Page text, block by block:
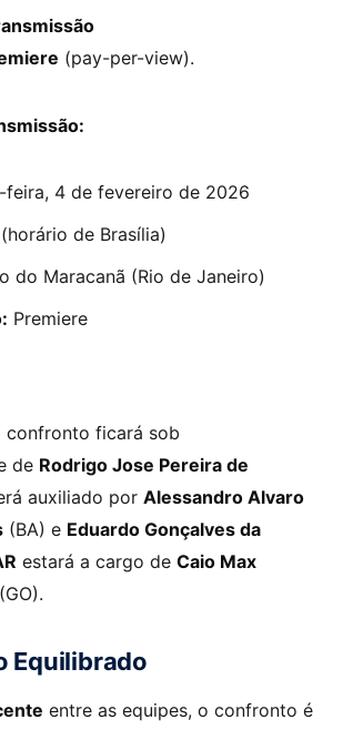
(pay-per-view).
feira, 4 de fevereiro de 2026
de Brasília)
do Maracanã (Rio de Janeiro)
Premiere
confronto ficará sob
de Rodrigo Jose Pereira de
auxiliado por Alessandro Alvaro
(BA) e Eduardo Gonçalves da
estará a cargo de Caio Max
(GO).
Equilibrado
entre as equipes, o confronto é